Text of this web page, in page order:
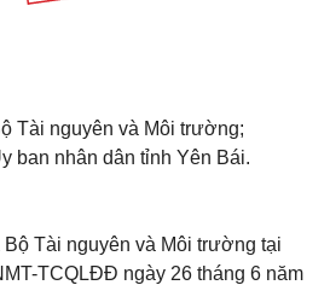
Tài nguyên và Môi trường;
ban nhân dân tỉnh Yên Bái.
Bộ Tài nguyên và Môi trường tại
TCQLĐĐ ngày 26 tháng 6 năm